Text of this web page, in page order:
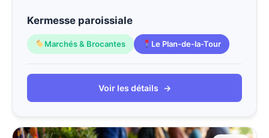
Kermesse paroissiale
Marchés & Brocantes Le Plan-de-la-Tour
Voir les détails →